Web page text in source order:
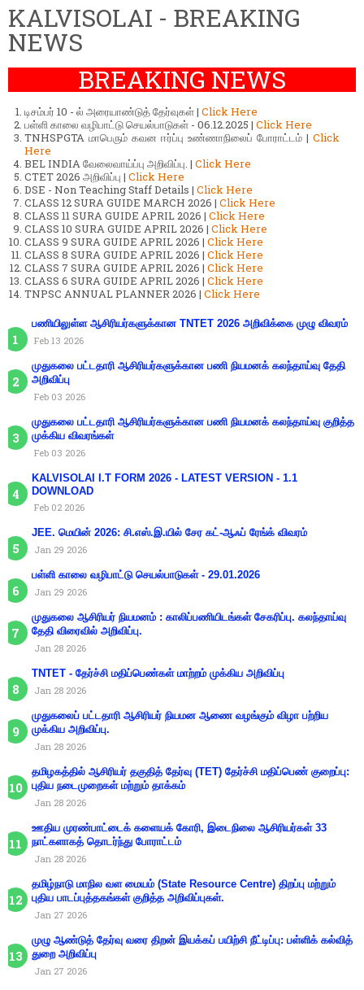
KALVISOLAI - BREAKING
NEWS
BREAKING NEWS
டிசம்பர் 10 - ல் அரையாண்டுத் தேர்வுகள் | Click Here
பள்ளி காலை வழிபாட்டு செயல்பாடுகள் - 06.12.2025 | Click Here
TNHSPGTA மாபெரும் கவன ஈர்ப்பு உண்ணாநிலைப் போராட்டம் | Click
Here
BEL INDIA வேலைவாய்ப்பு அறிவிப்பு. | Click Here
CTET 2026 அறிவிப்பு | Click Here
DSE - Non Teaching Staff Details | Click Here
CLASS 12 SURA GUIDE MARCH 2026 | Click Here
CLASS 11 SURA GUIDE APRIL 2026 | Click Here
CLASS 10 SURA GUIDE APRIL 2026 | Click Here
CLASS 9 SURA GUIDE APRIL 2026 | Click Here
CLASS 8 SURA GUIDE APRIL 2026 | Click Here
CLASS 7 SURA GUIDE APRIL 2026 | Click Here
CLASS 6 SURA GUIDE APRIL 2026 | Click Here
TNPSC ANNUAL PLANNER 2026 | Click Here
பணியிலுள்ள ஆசிரியர்களுக்கான TNTET 2026 அறிவிக்கை முழு விவரம்
Feb 13 2026
முதுகலை பட்டதாரி ஆசிரியர்களுக்கான பணி நியமனக் கலந்தாய்வு தேதி
அறிவிப்பு
Feb 03 2026
முதுகலை பட்டதாரி ஆசிரியர்களுக்கான பணி நியமனக் கலந்தாய்வு குறித்த
முக்கிய விவரங்கள்
Feb 03 2026
KALVISOLAI I.T FORM 2026 - LATEST VERSION - 1.1
DOWNLOAD
Feb 02 2026
JEE. மெயின் 2026: சி.எஸ்.இ.யில் சேர கட்-ஆஃப் ரேங்க் விவரம்
Jan 29 2026
பள்ளி காலை வழிபாட்டு செயல்பாடுகள் - 29.01.2026
Jan 29 2026
முதுகலை ஆசிரியர் நியமனம் : காலிப்பணியிடங்கள் சேகரிப்பு. கலந்தாய்வு
தேதி விரைவில் அறிவிப்பு.
Jan 28 2026
TNTET - தேர்ச்சி மதிப்பெண்கள் மாற்றம் முக்கிய அறிவிப்பு
Jan 28 2026
முதுகலைப் பட்டதாரி ஆசிரியர் நியமன ஆணை வழங்கும் விழா பற்றிய
முக்கிய அறிவிப்பு.
Jan 28 2026
தமிழகத்தில் ஆசிரியர் தகுதித் தேர்வு (TET) தேர்ச்சி மதிப்பெண் குறைப்பு:
புதிய நடைமுறைகள் மற்றும் தாக்கம்
Jan 28 2026
ஊதிய முரண்பாட்டைக் களையக் கோரி, இடைநிலை ஆசிரியர்கள் 33
நாட்களாகத் தொடர்ந்து போராட்டம்
Jan 28 2026
தமிழ்நாடு மாநில வள மையம் (State Resource Centre) திறப்பு மற்றும்
புதிய பாடப்புத்தகங்கள் குறித்த அறிவிப்புகள்.
Jan 27 2026
முழு ஆண்டுத் தேர்வு வரை திறன் இயக்கப் பயிற்சி நீட்டிப்பு: பள்ளிக் கல்வித்
துறை அறிவிப்பு
Jan 27 2026